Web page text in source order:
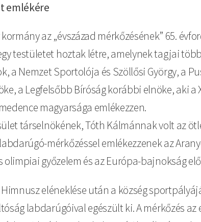
emlékére
az „évszázad mérkőzésének” 65.
testületet hoztak létre, amelynek tagjai
a Nemzet Sportolója és Szöllősi György, a
a Legfelsőbb Bíróság korábbi elnöke, aki a
magyarsága emlékezzen.
társelnökének, Tóth Kálmánnak volt az
mérkőzéssel emlékezzenek az
olimpiai győzelem és az Európa-bajnokság
eléneklése után a község
labdarúgóival egészült ki. A mérkőzés az